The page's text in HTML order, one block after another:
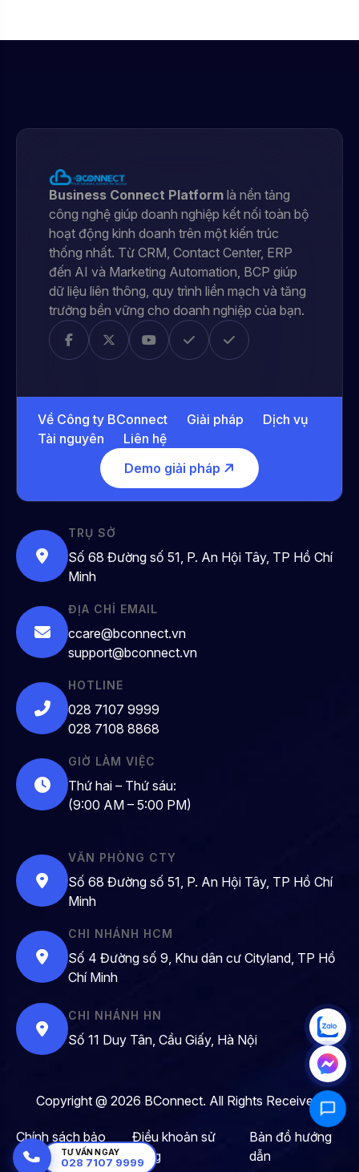
Business Connect Platform là nền tảng
công nghệ giúp doanh nghiệp kết nối toàn bộ
hoạt động kinh doanh trên một kiến trúc
thống nhất. Từ CRM, Contact Center, ERP
đến AI và Marketing Automation, BCP giúp
dữ liệu liên thông, quy trình liền mạch và tăng
trưởng bền vững cho doanh nghiệp của bạn.
Về Công ty BConnect Giải pháp
Dịch vụ
Tài nguyên
Liên hệ
Demo giải pháp
TRỤ SỞ
Số 68 Đường số 51, P. An Hội Tây, TP Hồ Chí
Minh
ĐỊA CHỈ EMAIL
ccare@bconnect.vn
support@bconnect.vn
HOTLINE
028 7107 9999
028 7108 8868
GIỜ LÀM VIỆC
Thứ hai – Thứ sáu:
(9:00 AM – 5:00 PM)
VĂN PHÒNG CTY
Số 68 Đường số 51, P. An Hội Tây, TP Hồ Chí
Minh
CHI NHÁNH HCM
Số 4 Đường số 9, Khu dân cư Cityland, TP Hồ
Chí Minh
CHI NHÁNH HN
Số 11 Duy Tân, Cầu Giấy, Hà Nội
Copyright @ 2026 BConnect. All Rights Received.
Chính sách bảo
mật
Điều khoản sử
dụng
Bản đồ hướng
dẫn
TƯ VẤN NGAY
028 7107 9999